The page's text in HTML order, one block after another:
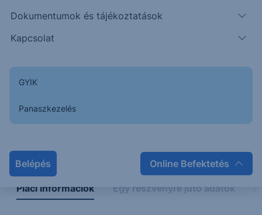
Dokumentumok és tájékoztatások
Kapcsolat
GYIK
Panaszkezelés
Belépés Online Befektetés
355.00
Napon belüli Historikus
Piaci információk Egy részvényre jutó adatok